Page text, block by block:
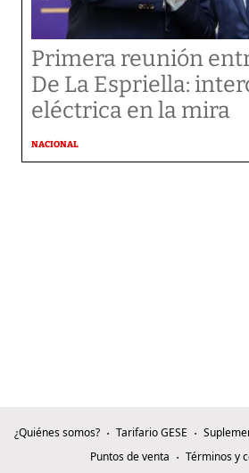
Primera reunión
De La Espriella:
eléctrica en la mira
NACIONAL
¿Quiénes somos? Tarifario GESE
Puntos de venta
Términos y